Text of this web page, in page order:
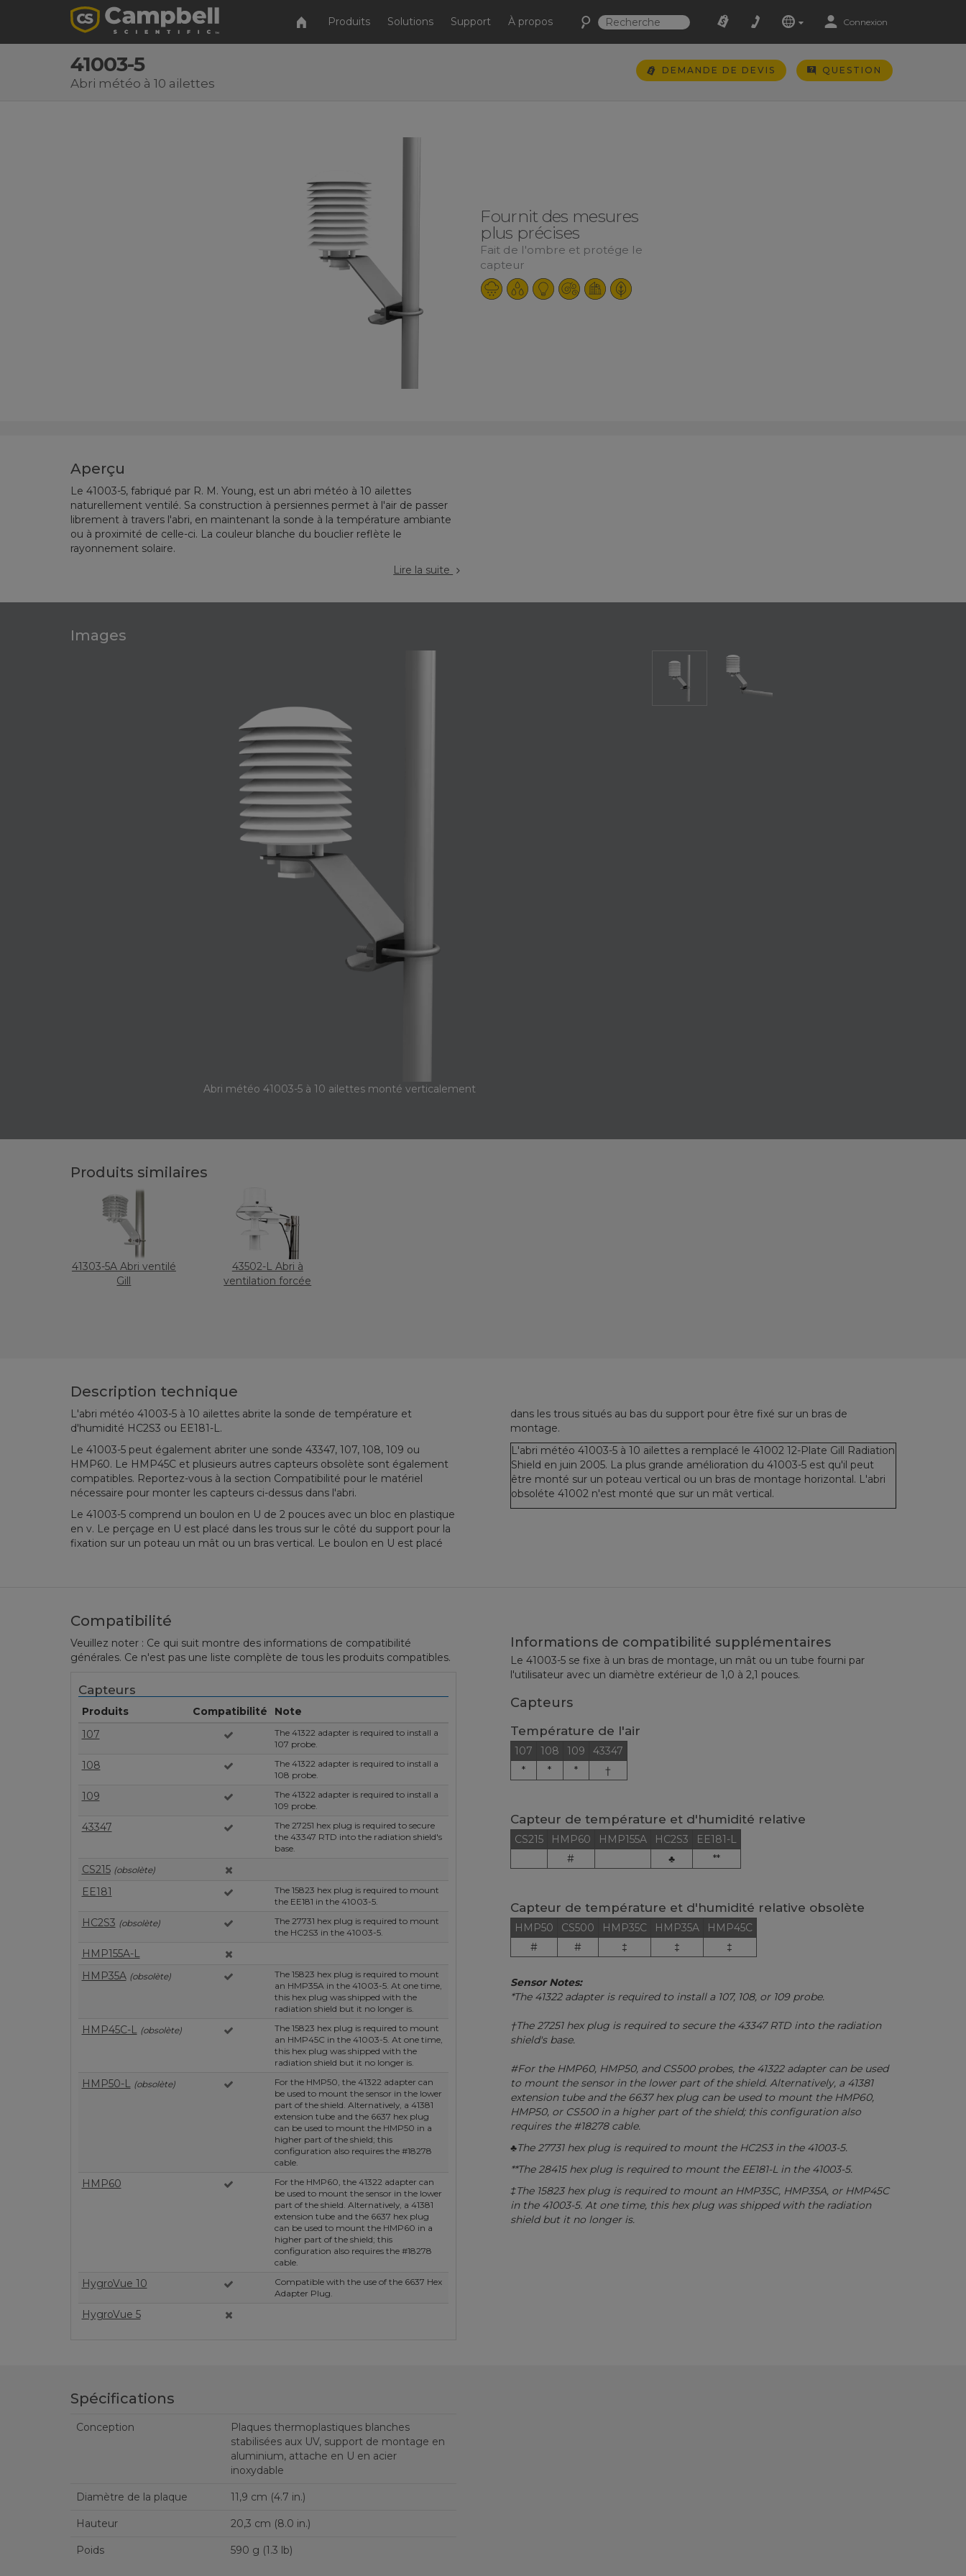
Produits Solutions Support À propos Connexion
41003-5
Abri météo à 10 ailettes
DEMANDE DE DEVIS QUESTION
Fournit des mesures
plus précises
Fait de l'ombre et protége le
capteur
Aperçu
Le 41003-5, fabriqué par R. M. Young, est un abri météo à 10 ailettes
naturellement ventilé. Sa construction à persiennes permet à l'air de passer
librement à travers l'abri, en maintenant la sonde à la température ambiante
ou à proximité de celle-ci. La couleur blanche du bouclier reflète le
rayonnement solaire.
Lire la suite
Images
Abri météo 41003-5 à 10 ailettes monté verticalement
Produits similaires
41303-5A Abri ventilé
Gill
43502-L Abri à
ventilation forcée
Description technique
L'abri météo 41003-5 à 10 ailettes abrite la sonde de température et
d'humidité HC2S3 ou EE181-L.
Le 41003-5 peut également abriter une sonde 43347, 107, 108, 109 ou
HMP60. Le HMP45C et plusieurs autres capteurs obsolète sont également
compatibles. Reportez-vous à la section Compatibilité pour le matériel
nécessaire pour monter les capteurs ci-dessus dans l'abri.
Le 41003-5 comprend un boulon en U de 2 pouces avec un bloc en plastique
en v. Le perçage en U est placé dans les trous sur le côté du support pour la
fixation sur un poteau un mât ou un bras vertical. Le boulon en U est placé
dans les trous situés au bas du support pour être fixé sur un bras de
montage.
L'abri météo 41003-5 à 10 ailettes a remplacé le 41002 12-Plate Gill Radiation
Shield en juin 2005. La plus grande amélioration du 41003-5 est qu'il peut
être monté sur un poteau vertical ou un bras de montage horizontal. L'abri
obsoléte 41002 n'est monté que sur un mât vertical.
Compatibilité
Veuillez noter : Ce qui suit montre des informations de compatibilité
générales. Ce n'est pas une liste complète de tous les produits compatibles.
Capteurs
Produits Compatibilité
Note
107
The 41322 adapter is required to install a
107 probe.
108
The 41322 adapter is required to install a
108 probe.
109
The 41322 adapter is required to install a
109 probe.
43347
The 27251 hex plug is required to secure
the 43347 RTD into the radiation shield's
base.
CS215 (obsolète)
EE181
The 15823 hex plug is required to mount
the EE181 in the 41003-5.
HC2S3 (obsolète)
The 27731 hex plug is required to mount
the HC2S3 in the 41003-5.
HMP155A-L
HMP35A (obsolète)
The 15823 hex plug is required to mount
an HMP35A in the 41003-5. At one time,
this hex plug was shipped with the
radiation shield but it no longer is.
HMP45C-L (obsolète)
The 15823 hex plug is required to mount
an HMP45C in the 41003-5. At one time,
this hex plug was shipped with the
radiation shield but it no longer is.
HMP50-L (obsolète)
For the HMP50, the 41322 adapter can
be used to mount the sensor in the lower
part of the shield. Alternatively, a 41381
extension tube and the 6637 hex plug
can be used to mount the HMP50 in a
higher part of the shield; this
configuration also requires the #18278
cable.
HMP60
For the HMP60, the 41322 adapter can
be used to mount the sensor in the lower
part of the shield. Alternatively, a 41381
extension tube and the 6637 hex plug
can be used to mount the HMP60 in a
higher part of the shield; this
configuration also requires the #18278
cable.
HygroVue 10
Compatible with the use of the 6637 Hex
Adapter Plug.
HygroVue 5
Informations de compatibilité supplémentaires
Le 41003-5 se fixe à un bras de montage, un mât ou un tube fourni par
l'utilisateur avec un diamètre extérieur de 1,0 à 2,1 pouces.
Capteurs
Température de l'air
107 108 109
43347
*
* * †
Capteur de température et d'humidité relative
CS215 HMP60 HMP155A HC2S3
EE181-L
#
♣ **
Capteur de température et d'humidité relative obsolète
HMP50 CS500 HMP35C HMP35A
HMP45C
#
# ‡ ‡ ‡
Sensor Notes:
*The 41322 adapter is required to install a 107, 108, or 109 probe.
†The 27251 hex plug is required to secure the 43347 RTD into the radiation
shield's base.
#For the HMP60, HMP50, and CS500 probes, the 41322 adapter can be used
to mount the sensor in the lower part of the shield. Alternatively, a 41381
extension tube and the 6637 hex plug can be used to mount the HMP60,
HMP50, or CS500 in a higher part of the shield; this configuration also
requires the #18278 cable.
♣The 27731 hex plug is required to mount the HC2S3 in the 41003-5.
**The 28415 hex plug is required to mount the EE181-L in the 41003-5.
‡The 15823 hex plug is required to mount an HMP35C, HMP35A, or HMP45C
in the 41003-5. At one time, this hex plug was shipped with the radiation
shield but it no longer is.
Spécifications
Conception
Plaques thermoplastiques blanches
stabilisées aux UV, support de montage en
aluminium, attache en U en acier
inoxydable
Diamètre de la plaque 11,9 cm (4.7 in.)
Hauteur 20,3 cm (8.0 in.)
Poids 590 g (1.3 lb)